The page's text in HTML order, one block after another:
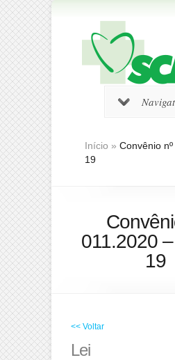
Início » Convênio
19
011.2020
19
<< Voltar
Lei